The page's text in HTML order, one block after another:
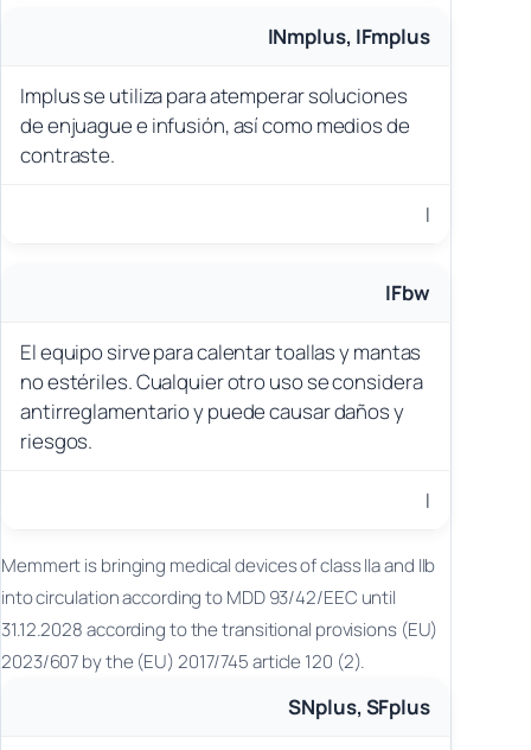
INmplus, IFmplus
Implus se utiliza para atemperar soluciones
de enjuague e infusión, así como medios de
contraste.
I
IFbw
El equipo sirve para calentar toallas y mantas
no estériles. Cualquier otro uso se considera
antirreglamentario y puede causar daños y
riesgos.
I
Memmert is bringing medical devices of class IIa and IIb
into circulation according to MDD 93/42/EEC until
31.12.2028 according to the transitional provisions (EU)
2023/607 by the (EU) 2017/745 article 120 (2).
SNplus, SFplus